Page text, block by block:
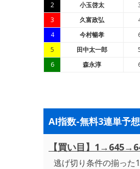
2
小玉啓太
3
久富政弘
4
今村暢孝
5
田中太一郎
6
森永淳
AI指数-無料3連単予想
【買い目】
逃げ切り条件の揃った